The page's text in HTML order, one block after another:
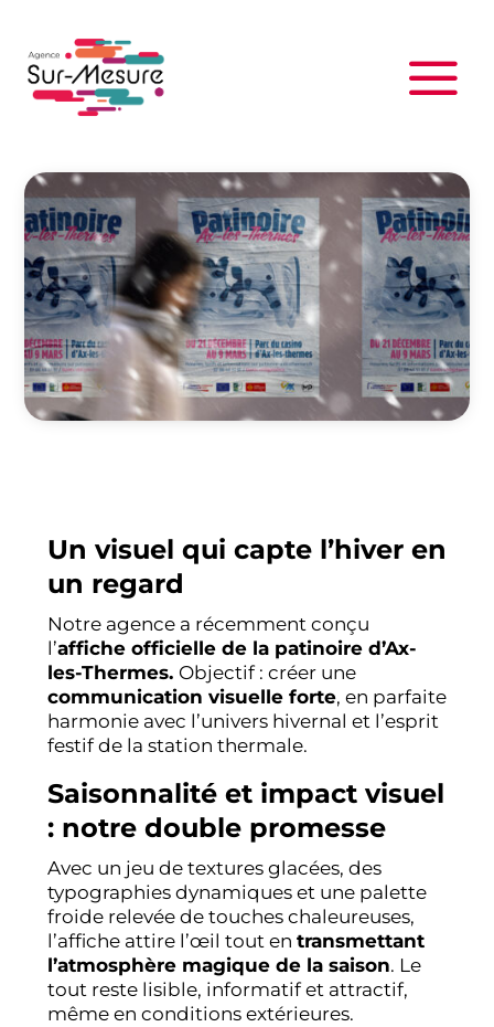
Un visuel qui capte l’hiver en
un regard
Notre agence a récemment conçu
l’affiche officielle de la patinoire d’Ax-
les-Thermes. Objectif : créer une
communication visuelle forte, en parfaite
harmonie avec l’univers hivernal et l’esprit
festif de la station thermale.
Saisonnalité et impact visuel
: notre double promesse
Avec un jeu de textures glacées, des
typographies dynamiques et une palette
froide relevée de touches chaleureuses,
l’affiche attire l’œil tout en transmettant
l’atmosphère magique de la saison. Le
tout reste lisible, informatif et attractif,
même en conditions extérieures.